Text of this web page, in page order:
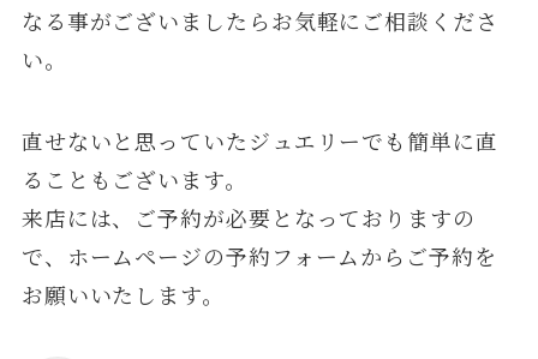
なる事がございましたらお気軽にご相談くださ
い。
直せないと思っていたジュエリーでも簡単に直
ることもございます。
来店には、ご予約が必要となっておりますの
で、ホームページの予約フォームからご予約を
お願いいたします。